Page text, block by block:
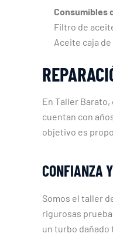
Consumibles
Filtro de
Aceite caja
En Taller
cuentan con
objetivo es
CONFIANZA
Somos el taller
rigurosas
un turbo dañado